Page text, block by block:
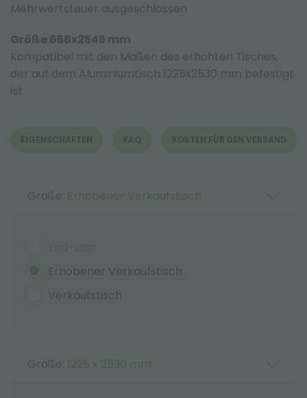
Mehrwertsteuer ausgeschlossen
Größe 656x2545 mm
Kompatibel mit den Maßen des erhöhten Tisches,
der auf dem Aluminiumtisch 1225x2530 mm befestigt
ist
EIGENSCHAFTEN FAQ KOSTEN FÜR DEN VERSAND
Größe: Erhobener Verkaufstisch
Erhobener Verkaufstisch
Verkaufstisch
Größe: 1225 x 2530 mm